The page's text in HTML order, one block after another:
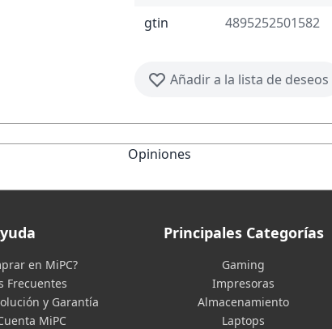
gtin
4895252501582
Añadir a la lista de deseos
Opiniones
en MiPC?
Frecuentes
y Garantía
MiPC
Principales Categorías
Gaming
Impresoras
Almacenamiento
Laptops